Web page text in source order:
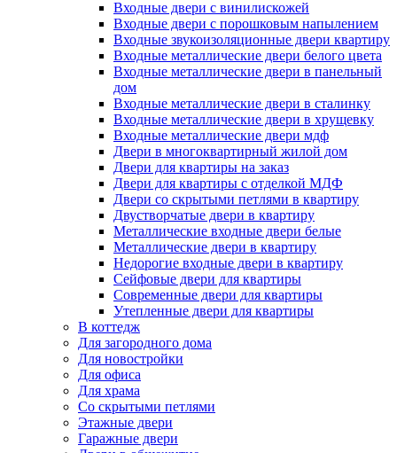
Входные двери с винилискожей
Входные двери с порошковым напылением
Входные звукоизоляционные двери квартиру
Входные металлические двери белого цвета
Входные металлические двери в панельный
дом
Входные металлические двери в сталинку
Входные металлические двери в хрущевку
Входные металлические двери мдф
Двери в многоквартирный жилой дом
Двери для квартиры на заказ
Двери для квартиры с отделкой МДФ
Двери со скрытыми петлями в квартиру
Двустворчатые двери в квартиру
Металлические входные двери белые
Металлические двери в квартиру
Недорогие входные двери в квартиру
Сейфовые двери для квартиры
Современные двери для квартиры
Утепленные двери для квартиры
В коттедж
Для загородного дома
Для новостройки
Для офиса
Для храма
Со скрытыми петлями
Этажные двери
Гаражные двери